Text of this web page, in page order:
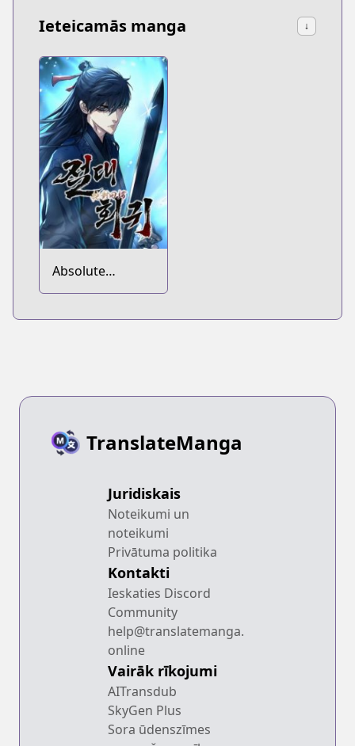
Ieteicamās manga ↓
Absolute
Regression
TranslateManga
Juridiskais
Noteikumi un
noteikumi
Privātuma politika
Kontakti
Ieskaties Discord
Community
help@translatemanga.
online
Vairāk rīkojumi
AITransdub
SkyGen Plus
Sora ūdenszīmes